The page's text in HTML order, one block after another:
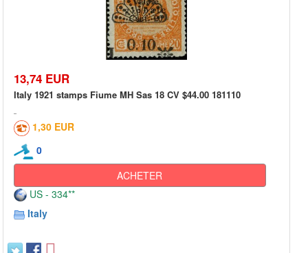
13,74 EUR
Italy 1921 stamps Fiume MH Sas 18 CV $44.00 181110
1,30 EUR
0
ACHETER
US - 334**
Italy